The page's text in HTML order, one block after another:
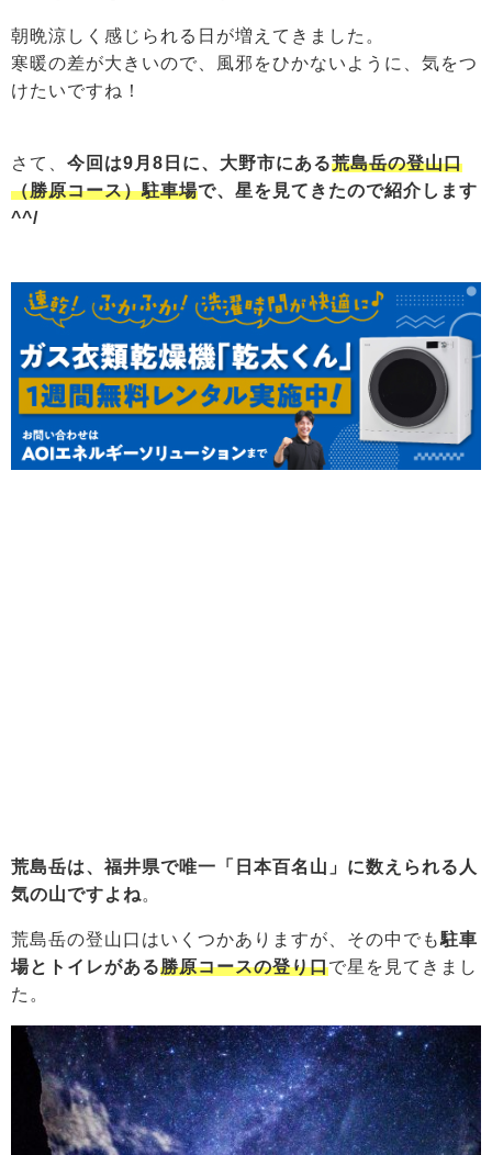
朝晩涼しく感じられる日が増えてきました。
寒暖の差が大きいので、風邪をひかないように、気をつ
けたいですね！
さて、 今回は9月8日に、大野市にある荒島岳の登山口
（勝原コース）駐車場で、星を見てきたので紹介します
^^/
荒島岳は、福井県で唯一「日本百名山」に数えられる人
気の山ですよね。
荒島岳の登山口はいくつかありますが、その中でも駐車
場とトイレがある勝原コースの登り口で星を見てきまし
た。